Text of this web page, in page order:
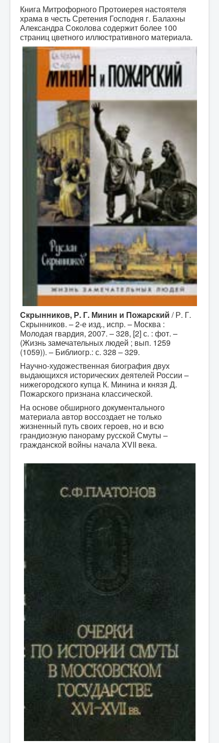
Книга Митрофорного Протоиерея настоятеля
храма в честь Сретения Господня г. Балахны
Александра Соколова содержит более 100
страниц цветного иллюстративного материала.
Скрынников, Р. Г. Минин и Пожарский / Р. Г.
Скрынников. – 2-е изд., испр. – Москва :
Молодая гвардия, 2007. – 328, [2] с. : фот. –
(Жизнь замечательных людей ; вып. 1259
(1059)). – Библиогр.: с. 328 – 329.
Научно-художественная биография двух
выдающихся исторических деятелей России –
нижегородского купца К. Минина и князя Д.
Пожарского признана классической.
На основе обширного документального
материала автор воссоздает не только
жизненный путь своих героев, но и всю
грандиозную панораму русской Смуты –
гражданской войны начала XVII века.